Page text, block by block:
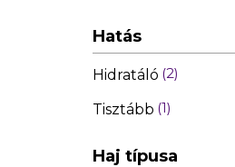
Hatás
Hidratáló 2
Tisztább 1
Haj típusa